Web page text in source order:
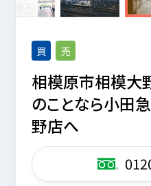
買 売
相模原市相模大
のことなら小田
野店へ